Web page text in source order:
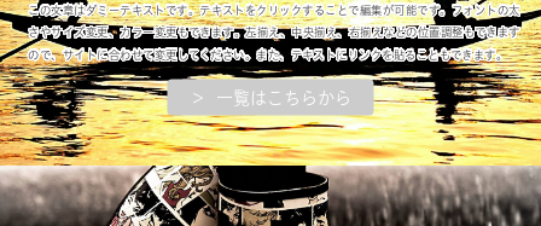
この文章はダミーテキストです。テキストをクリックすることで編集が可能です。フォントの太
さやサイズ変更、カラー変更もできます。左揃え、中央揃え、右揃えなどの位置調整もできます
ので、サイトに合わせて変更してください。また、テキストにリンクを貼ることもできます。
＞ 一覧はこちらから